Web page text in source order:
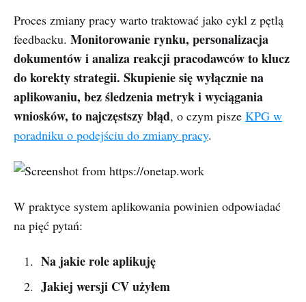
Proces zmiany pracy warto traktować jako cykl z pętlą
feedbacku. Monitorowanie rynku, personalizacja
dokumentów i analiza reakcji pracodawców to klucz
do korekty strategii. Skupienie się wyłącznie na
aplikowaniu, bez śledzenia metryk i wyciągania
wniosków, to najczęstszy błąd, o czym pisze KPG w
poradniku o podejściu do zmiany pracy.
W praktyce system aplikowania powinien odpowiadać
na pięć pytań:
Na jakie role aplikuję
Jakiej wersji CV użyłem